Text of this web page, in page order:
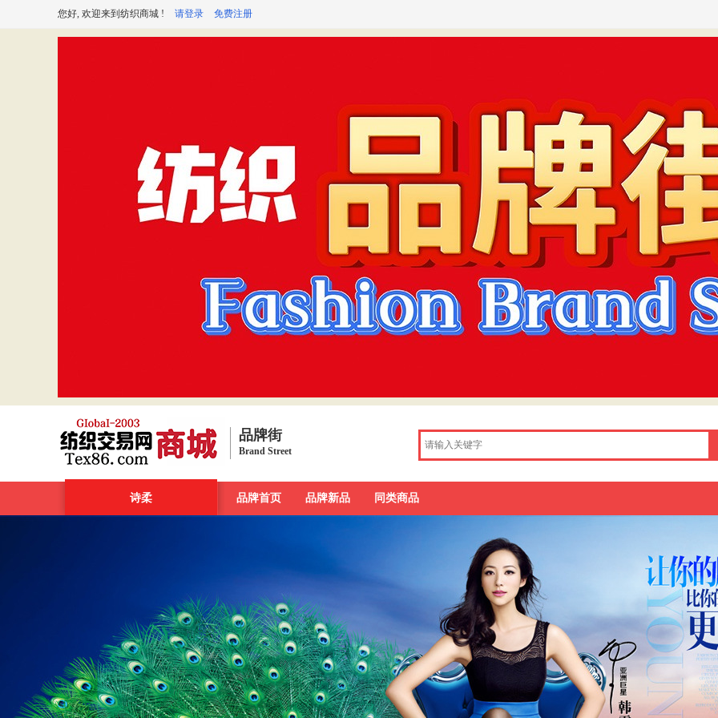
您好, 欢迎来到纺织商城 ! 请登录 免费注册
品牌街
Brand Street
一周新发现 今日最大牌 新品发布汇 品牌库
诗柔 品牌首页 品牌新品 同类商品